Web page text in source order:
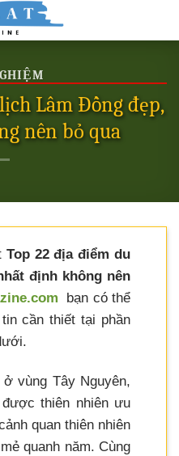
Lâm Đồng đẹp,
nên bỏ qua
Top 22 địa điểm du
định không nên
bạn có thể
cần thiết tại phần
vùng Tây Nguyên,
thiên nhiên ưu
quan thiên nhiên
quanh năm. Cùng